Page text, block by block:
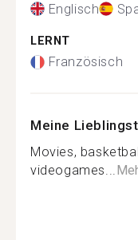
Englisch
LERNT
Französisch
Meine
Movies,
videogames...